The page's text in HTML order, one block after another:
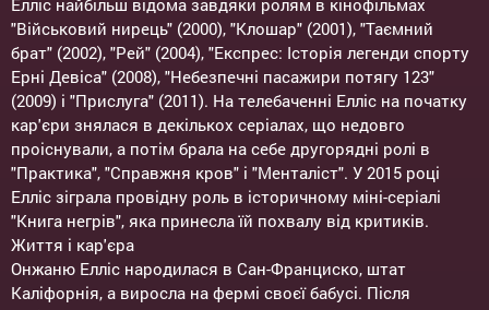
Елліс найбільш відома завдяки ролям в кінофільмах
"Військовий нирець" (2000), "Клошар" (2001), "Таємний
брат" (2002), "Рей" (2004), "Експрес: Історія легенди спорту
Ерні Девіса" (2008), "Небезпечні пасажири потягу 123"
(2009) і "Прислуга" (2011). На телебаченні Елліс на початку
кар'єри знялася в декількох серіалах, що недовго
проіснували, а потім брала на себе другорядні ролі в
"Практика", "Справжня кров" і "Менталіст". У 2015 році
Елліс зіграла провідну роль в історичному міні-серіалі
"Книга негрів", яка принесла їй похвалу від критиків.
Життя і кар'єра
Онжаню Елліс народилася в Сан-Франциско, штат
Каліфорнія, а виросла на фермі своєї бабусі. Після